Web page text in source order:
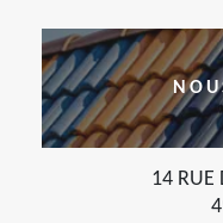
14 RUE